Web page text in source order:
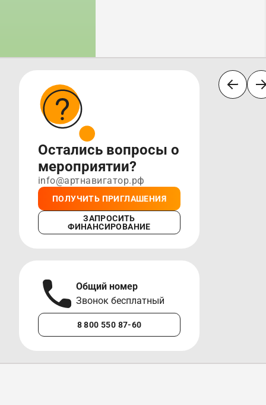
Остались вопросы о
мероприятии?
info@артнавигатор.рф
ПОЛУЧИТЬ ПРИГЛАШЕНИЯ
ЗАПРОСИТЬ
ФИНАНСИРОВАНИЕ
Общий номер
Звонок бесплатный
8 800 550 87-60